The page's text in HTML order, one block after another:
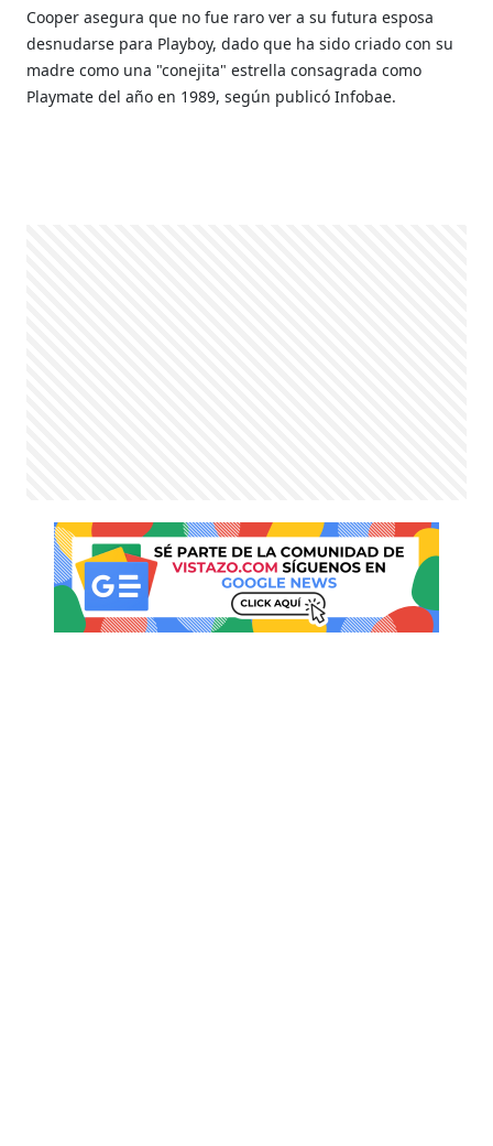
Cooper asegura que no fue raro ver a su futura esposa
desnudarse para Playboy, dado que ha sido criado con su
madre como una "conejita" estrella consagrada como
Playmate del año en 1989, según publicó Infobae.